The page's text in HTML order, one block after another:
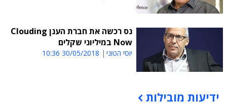
נס רכשה את חברת הענן Clouding
Now במיליוני שקלים
יוסי הטוני 30/05/2018 10:36
תוכן פרסומי
ידיעות מובילות